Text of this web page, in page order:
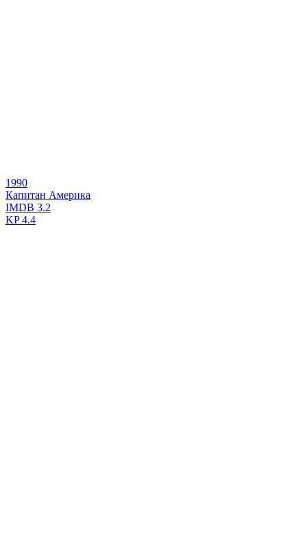
1990
Капитан Америка
IMDB 3.2
KP4.4